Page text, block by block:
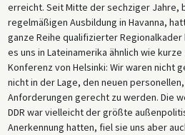
erreicht. Seit Mitte der sechziger Jahre,
regelmäßigen Ausbildung in Havanna,
ganze Reihe qualifizierter
es uns in Lateinamerika ähnlich wie
Konferenz von Helsinki: Wir waren nicht
nicht in der Lage, den neuen
Anforderungen gerecht zu werden. Die
DDR war vielleicht der größte
Anerkennung hatten, fiel sie uns aber